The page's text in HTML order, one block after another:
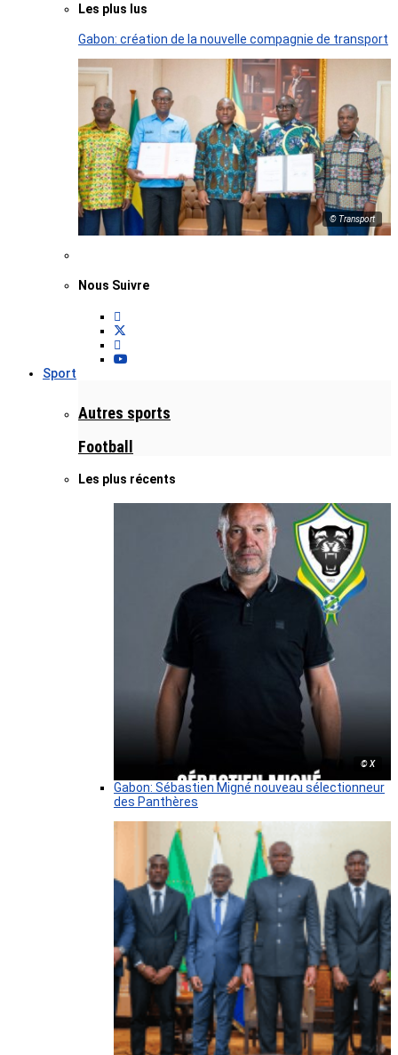
Les plus lus
Gabon: création de la nouvelle compagnie de transport
© Transport
Nous Suivre
Sport
Autres sports
Football
Les plus récents
© X
Gabon: Sébastien Migné nouveau sélectionneur
des Panthères